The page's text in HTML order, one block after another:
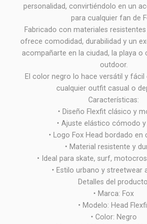
personalidad, convirtiéndolo en un
para cualquier fan de
Fabricado con materiales
ofrece comodidad, durabilidad y un
acompañarte en la ciudad, la playa o
outdoor.
El color negro lo hace versátil y
cualquier outfit casual o
Características:
• Diseño Flexfit clásico y
• Ajuste elástico cómodo
• Logo Fox Head bordado en
• Material resistente y
• Ideal para skate, surf,
• Estilo urbano y streetwear
Detalles del
• Marca: Fox
• Modelo: Head
• Color: Negro